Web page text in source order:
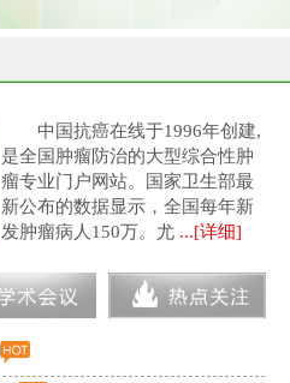
中国抗癌在线于1996年创建,
是全国肿瘤防治的大型综合性肿
瘤专业门户网站。国家卫生部最
新公布的数据显示，全国每年新
发肿瘤病人150万。尤 ...[详细]